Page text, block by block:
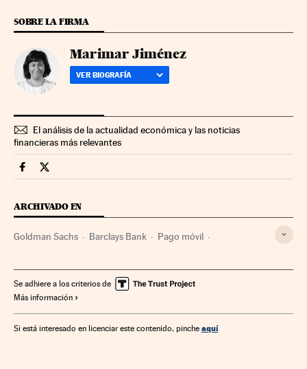
SOBRE LA FIRMA
Marimar Jiménez
VER BIOGRAFÍA
El análisis de la actualidad económica y las noticias
financieras más relevantes
Mercados Financieros Cinco Días en Facebook
Mercados Financieros Cinco Días en Twitter
ARCHIVADO EN
Goldman Sachs Barclays Bank Pago móvil
Se adhiere a los criterios de
Más información
Si está interesado en licenciar este contenido, pinche aquí